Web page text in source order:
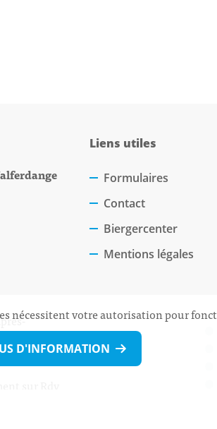
Liens utiles
Formulaires
Contact
Biergercenter
Mentions légales
nécessitent votre autorisation pour
D'INFORMATION